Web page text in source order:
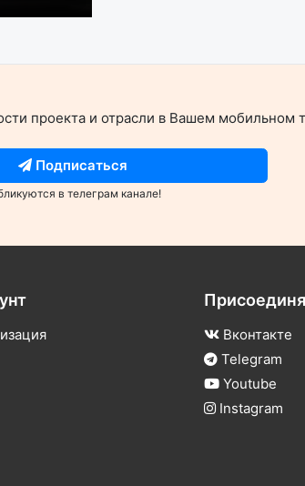
проекта и отрасли в Вашем мобильном
Подписаться
в телеграм канале!
Вконтакте
Telegram
Youtube
Instagram